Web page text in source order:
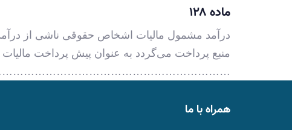
ماده ۱۲۸
درآمد مشمول مالیات اشخاص حقوقی ناشی از
منبع پرداخت می‌گردد به عنوان پیش پرداخت
همراه با ما